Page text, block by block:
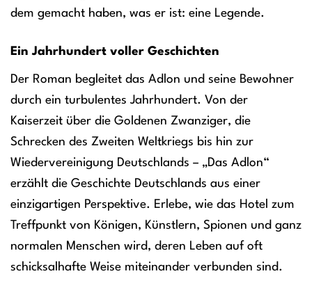
dem gemacht haben, was er ist: eine Legende.
Ein Jahrhundert voller Geschichten
Der Roman begleitet das Adlon und seine Bewohner
durch ein turbulentes Jahrhundert. Von der
Kaiserzeit über die Goldenen Zwanziger, die
Schrecken des Zweiten Weltkriegs bis hin zur
Wiedervereinigung Deutschlands – „Das Adlon“
erzählt die Geschichte Deutschlands aus einer
einzigartigen Perspektive. Erlebe, wie das Hotel zum
Treffpunkt von Königen, Künstlern, Spionen und ganz
normalen Menschen wird, deren Leben auf oft
schicksalhafte Weise miteinander verbunden sind.